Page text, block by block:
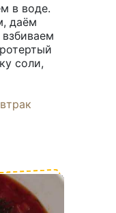
в воде.
даём
соли,